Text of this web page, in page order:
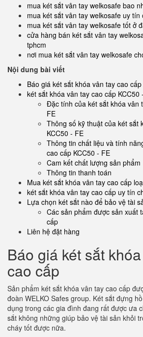
mua két sắt vân tay welkosafe bao
mua két sắt vân tay welkosafe uy tín
mua két sắt vân tay welkosafe tốt ở
cửa hàng bán két sắt vân tay
tphcm
nơi mua két sắt vân tay welkosafe
Nội dung bài viết
Báo giá két sắt khóa vân tay cao cấp
két sắt khóa vân tay cao cấp KCC50
Đặc tính của két sắt khóa vân
FE
Thông số kỹ thuật của két sắt
KCC50 - FE
Thông tin chất liệu và tính
cao cấp KCC50 - FE
Cam kết chất lượng sản phẩm
Thông tin thanh toán
Mua két sắt khóa vân tay cao cấp
két sắt khóa vân tay cao cấp uy tín
Lựa chọn két sắt nào để bảo vệ tài
Các sản phẩm được sản xuất
cấp
Liên hệ đặt hàng
Báo giá két sắt
cao cấp
Sản phẩm két sắt khóa vân tay cao cấp
đoàn WELKO Safes group. Két sắt đựng
dụng trong các gia đình đang rất được ưa
sắt không những giúp bảo vệ tài sản khỏi
cháy tốt được nữa.